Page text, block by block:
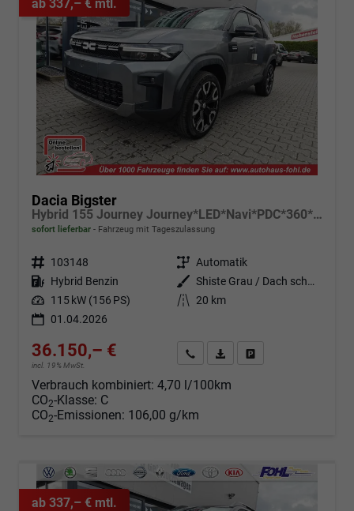
ab 337,– € mtl.
Dacia Bigster
Hybrid 155 Journey Journey*LED*Navi*PDC*360*Shzg*ACC*19"
sofort lieferbar Fahrzeug mit Tageszulassung
Fahrzeugnr. 103148 Getriebe Automatik
Kraftstoff Hybrid Benzin Außenfarbe
Shiste Grau / Dach schwarz
Leistung 115 kW (156 PS) Kilometerstand 20 km
01.04.2026
36.150,– €
incl. 19% MwSt.
Angebot anfordern
Fahrzeugexpose (PDF)
Verbrauch kombiniert: 4,70 l/100km
CO2-Klasse: C
CO2-Emissionen: 106,00 g/km
ab 337,– € mtl.